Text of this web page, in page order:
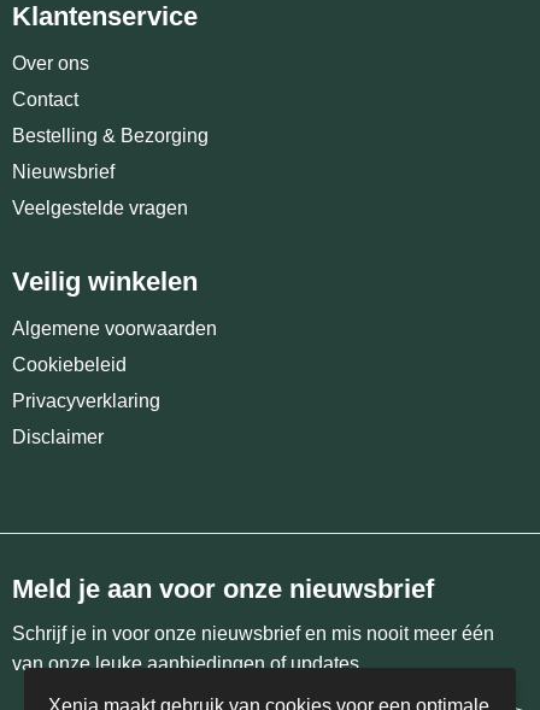
Klantenservice
Over ons
Contact
Bestelling & Bezorging
Nieuwsbrief
Veelgestelde vragen
Veilig winkelen
Algemene voorwaarden
Cookiebeleid
Privacyverklaring
Disclaimer
Meld je aan voor onze nieuwsbrief
Schrijf je in voor onze nieuwsbrief en mis nooit meer één
van onze leuke aanbiedingen of updates.
Xenia maakt gebruik van cookies voor een optimale